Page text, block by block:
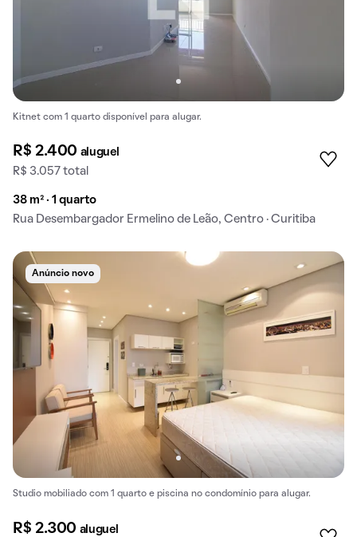
Kitnet com 1 quarto disponível para alugar.
R$ 2.400 aluguel
R$ 3.057 total
38 m² · 1 quarto
Rua Desembargador Ermelino de Leão, Centro · Curitiba
Anúncio novo
Studio mobiliado com 1 quarto e piscina no condomínio para alugar.
R$ 2.300 aluguel